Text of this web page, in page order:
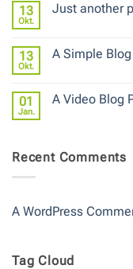
Welcome
13
Okt.
Just another
Just
A
13
Okt.
A Simple
A
01
Jan.
A Video Blog
Video
Recent Comments
A WordPress
Tag Cloud